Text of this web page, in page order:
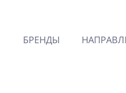
БРЕНДЫ